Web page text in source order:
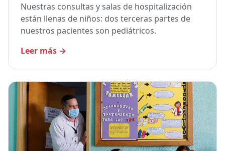
Nuestras consultas y salas de hospitalización
están llenas de niños: dos terceras partes de
nuestros pacientes son pediátricos.
Leer más →